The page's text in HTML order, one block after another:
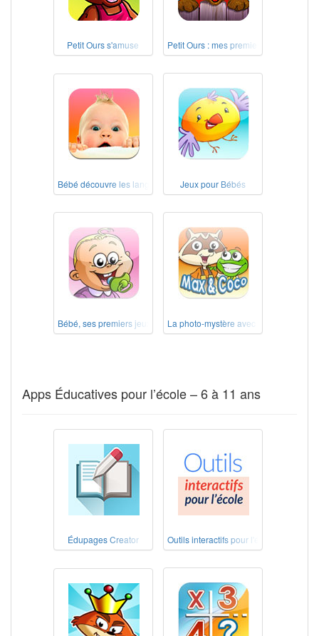
Petit Ours s'amuse Petit Ours : mes premiers jeux
Bébé découvre les langues Jeux pour Bébés
Bébé, ses premiers jeux La photo-mystère avec Max & Coco
Apps Éducatives pour l’école – 6 à 11 ans
Édupages Creator Outils interactifs pour l'école